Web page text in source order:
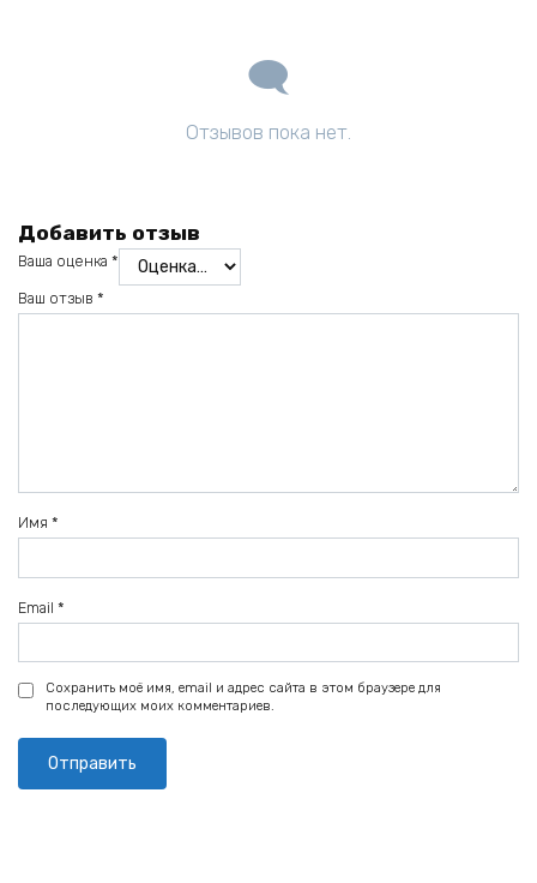
Отзывов пока нет.
Добавить отзыв
Ваша оценка *
Ваш отзыв *
Имя *
Email *
Сохранить моё имя, email и адрес сайта в этом браузере для
последующих моих комментариев.